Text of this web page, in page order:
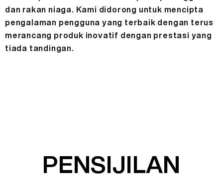
dan rakan niaga. Kami didorong untuk mencipta
pengalaman pengguna yang terbaik dengan terus
merancang produk inovatif dengan prestasi yang
tiada tandingan.
PENSIJILAN